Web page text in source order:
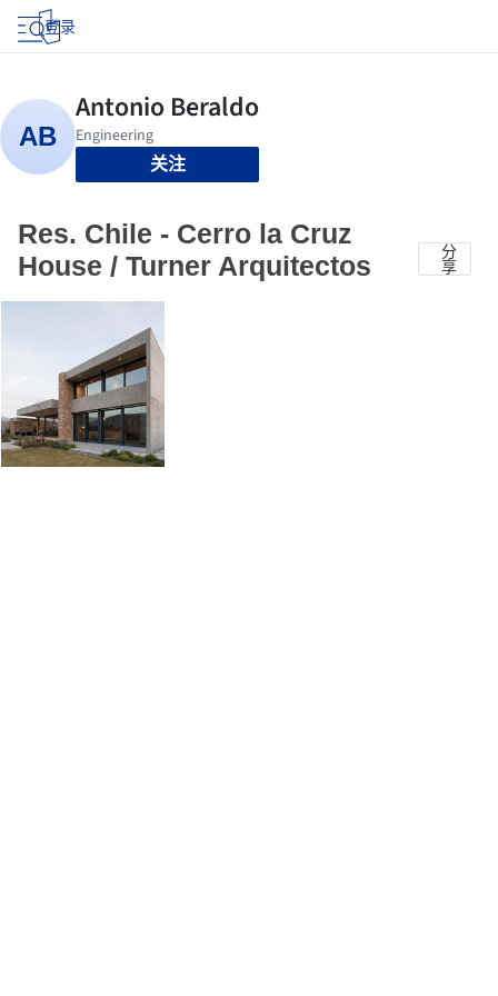
登录
关注
Res. Chile - Cerro la Cruz
House / Turner Arquitectos
分
享